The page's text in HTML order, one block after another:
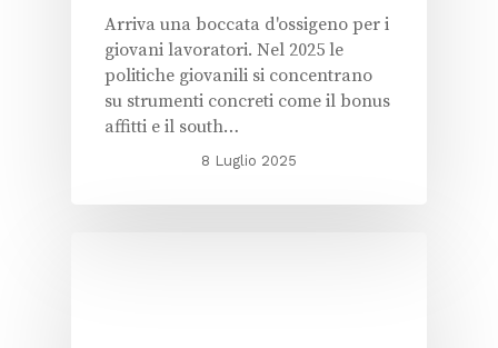
Arriva una boccata d'ossigeno per i
giovani lavoratori. Nel 2025 le
politiche giovanili si concentrano
su strumenti concreti come il bonus
affitti e il south…
8 Luglio 2025